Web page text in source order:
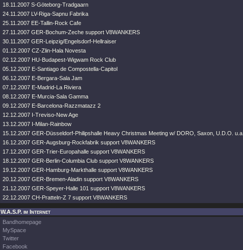
18.11.2007 S-Göteborg-Tradgaarn
24.11.2007 LV-Riga-Sapnu Fabrika
25.11.2007 EE-Tallin-Rock Cafe
27.11.2007 GER-Bochum-Zeche support V8WANKERS
30.11.2007 GER-Leipzig/Engelsdorf-Hellraiser
01.12.2007 CZ-Zlin-Hala Novesta
02.12.2007 HU-Budapest-Wigwam Rock Club
05.12.2007 E-Santiago de Compostella-Capitol
06.12.2007 E-Bergara-Sala Jam
07.12.2007 E-Madrid-La Riviera
08.12.2007 E-Murcia-Sala Gamma
09.12.2007 E-Barcelona-Razzmatazz 2
12.12.2007 I-Treviso-New Age
13.12.2007 I-Milan-Rainbow
15.12.2007 GER-Düsseldorf-Philipshalle Heavy Christmas Meeting w/ DORO, Saxon, U.D.O. u.a.
16.12.2007 GER-Augsburg-Rockfabrik support V8WANKERS
17.12.2007 GER-Trier-Europahalle support V8WANKERS
18.12.2007 GER-Berlin-Columbia Club support V8WANKERS
19.12.2007 GER-Hamburg-Markthalle support V8WANKERS
20.12.2007 GER-Bremen-Aladin support V8WANKERS
21.12.2007 GER-Speyer-Halle 101 support V8WANKERS
22.12.2007 CH-Pratteln-Z 7 support V8WANKERS
W.A.S.P. im Internet
Bandhomepage
MySpace
Twitter
Facebook